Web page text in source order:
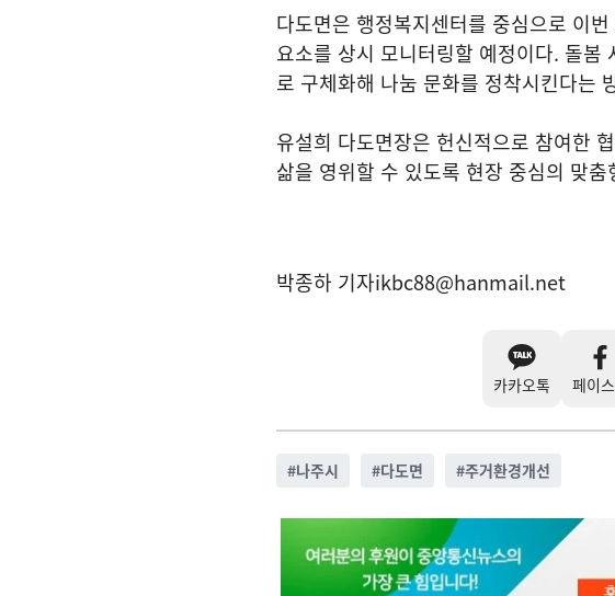
다도면은 행정복지센터를 중심으로 이
요소를 상시 모니터링할 예정이다. 돌봄
로 구체화해 나눔 문화를 정착시킨다는
유설희 다도면장은 헌신적으로 참여한
삶을 영위할 수 있도록 현장 중심의 맞
박종하 기자ikbc88@hanmail.net
카카오톡 페이
#나주시 #다도면 #주거환경개선